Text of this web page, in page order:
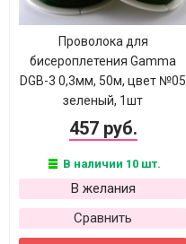
Проволока для
бисероплетения Gamma
DGB-3 0,3мм, 50м, цвет №05
зеленый, 1шт
457 руб.
В наличии 10 шт.
В желания
Сравнить